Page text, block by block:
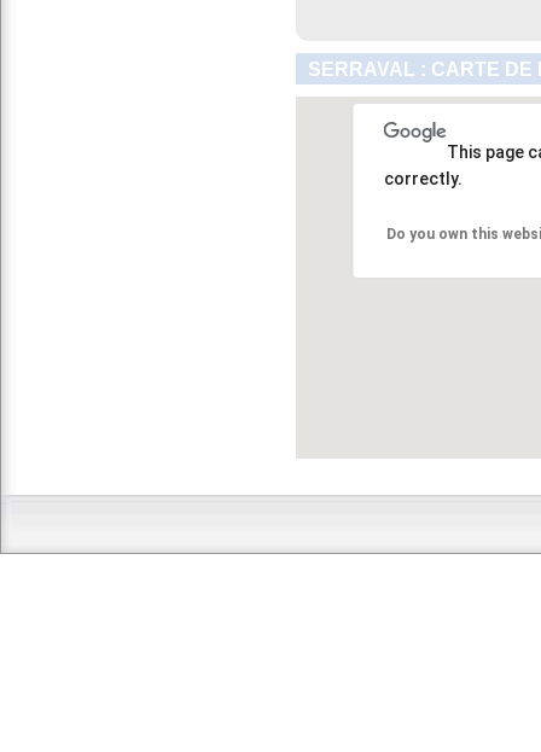
SERRAVAL : CARTE DE
This page
correctly.
Do you own this